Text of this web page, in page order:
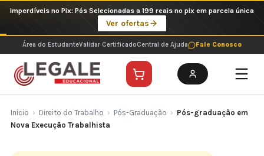
o
conteúdo
Imperdíveis no Pix: Pós Selecionadas a 199 reais no pix em parcela única
Ver ofertas
Área do EstudanteValidar CertificadoCentral de Ajuda Fale Conosco
Início › Direito do Trabalho › Pós-Graduação › Pós-graduação em
Nova Execução Trabalhista